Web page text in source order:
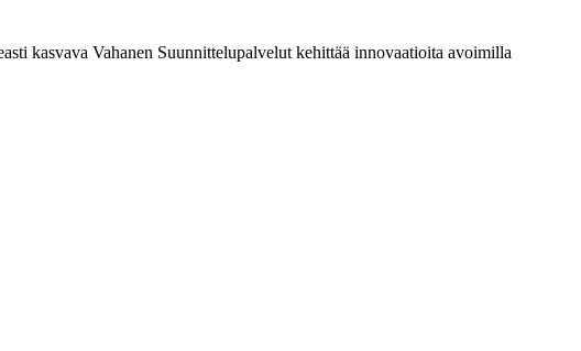
kasvava Vahanen Suunnittelupalvelut kehittää innovaatioita avoimilla